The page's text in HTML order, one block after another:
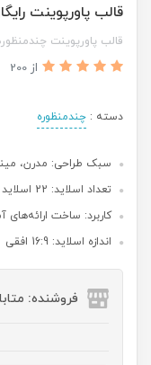
قالب پاورپوینت
قالب پاورپوینت چندمنظوره با 22 اسلاید
از 200
دسته : چندمنظوره
سبک طراحی: مدرن،‌
تعداد اسلاید: 22 اسلاید (قابلیت افزایش و کاهش)
کاربرد: ساخت ارائه‌های
اندازه اسلاید: 16:9 افقی
فروشنده: